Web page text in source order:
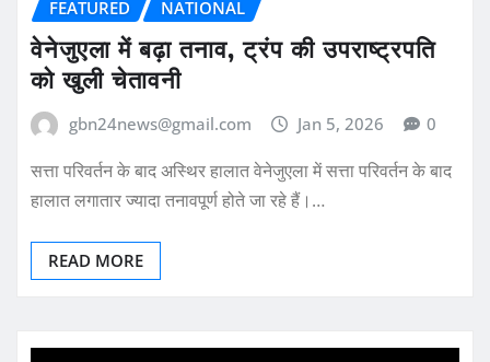
FEATURED NATIONAL
वेनेजुएला में बढ़ा तनाव, ट्रंप की उपराष्ट्रपति
को खुली चेतावनी
gbn24news@gmail.com Jan 5, 2026 0
सत्ता परिवर्तन के बाद अस्थिर हालात वेनेजुएला में सत्ता परिवर्तन के बाद
हालात लगातार ज्यादा तनावपूर्ण होते जा रहे हैं।…
READ MORE